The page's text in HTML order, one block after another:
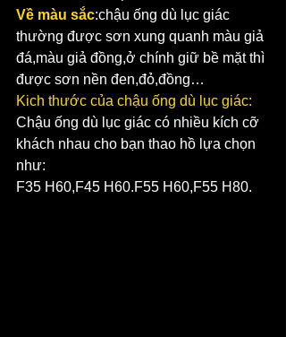
Về màu sắc:chậu ống dù lục giác
thường được sơn xung quanh màu giả
đá,màu giả đồng,ở chính giữ bề mặt thì
được sơn nền đen,đỏ,đồng…
Kich thước của chậu ống dù lục giác:
Chậu ống dù lục giác có nhiều kích cỡ
khách nhau cho bạn thao hồ lựa chọn
như:
F35 H60,F45 H60.F55 H60,F55 H80.